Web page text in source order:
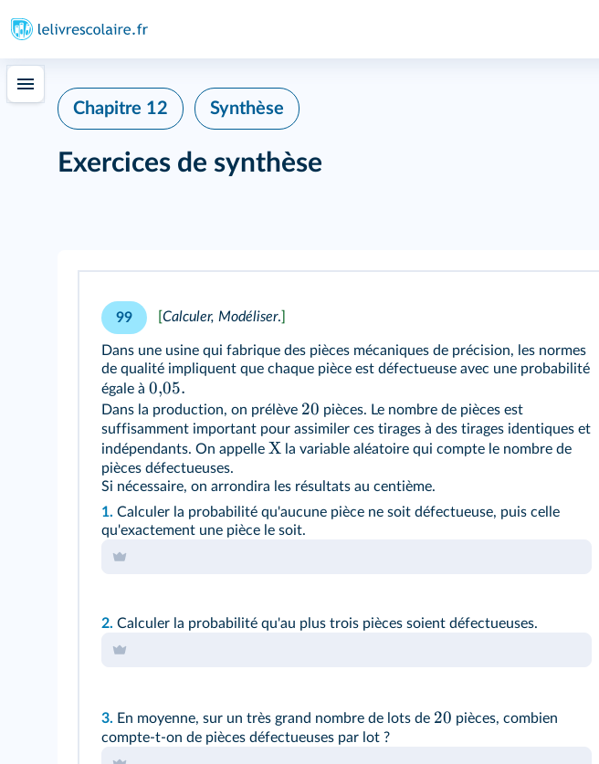
Chapitre 12 Synthèse
Exercices de synthèse
99 Calculer, Modéliser.
Dans une usine qui fabrique des pièces mécaniques de précision, les normes
de qualité impliquent que chaque pièce est défectueuse avec une probabilité
égale à 0,05.
Dans la production, on prélève 20 pièces. Le nombre de pièces est
suffisamment important pour assimiler ces tirages à des tirages identiques et
indépendants. On appelle X la variable aléatoire qui compte le nombre de
pièces défectueuses.
Si nécessaire, on arrondira les résultats au centième.
1. Calculer la probabilité qu'aucune pièce ne soit défectueuse, puis celle
qu'exactement une pièce le soit.
2. Calculer la probabilité qu'au plus trois pièces soient défectueuses.
3. En moyenne, sur un très grand nombre de lots de 20 pièces, combien
compte‑t‑on de pièces défectueuses par lot ?